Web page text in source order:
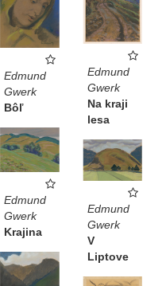
Edmund
Gwerk
Bôľ
Edmund
Gwerk
Na kraji
lesa
Edmund
Gwerk
Krajina
Edmund
Gwerk
V
Liptove